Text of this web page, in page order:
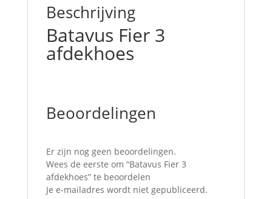
Beschrijving
Batavus Fier 3
afdekhoes
Beoordelingen
Er zijn nog geen beoordelingen.
Wees de eerste om “Batavus Fier 3
afdekhoes” te beoordelen
Je e-mailadres wordt niet gepubliceerd.